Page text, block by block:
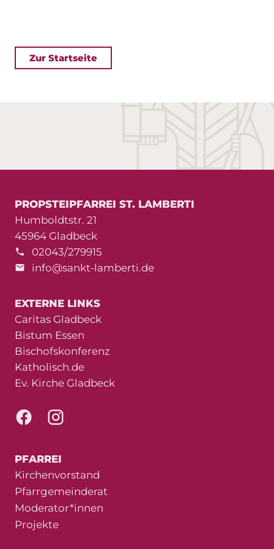
Zur Startseite
PROPSTEIPFARREI ST. LAMBERTI
Humboldtstr. 21
45964 Gladbeck
02043/279915
info@sankt-lamberti.de
EXTERNE LINKS
Caritas Gladbeck
Bistum Essen
Bischofskonferenz
Katholisch.de
Ev. Kirche Gladbeck
PFARREI
Kirchenvorstand
Pfarrgemeinderat
Moderator*innen
Projekte